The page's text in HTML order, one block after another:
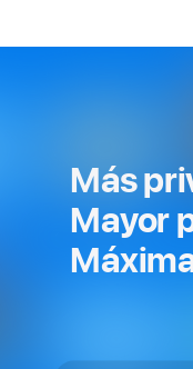
Más
Mayor